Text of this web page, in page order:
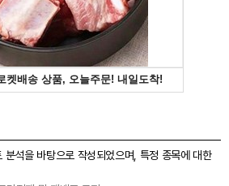
분석을 바탕으로 작성되었으며, 특정 종목에 대한